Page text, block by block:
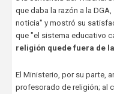
que daba la razón a la
noticia" y mostró su
que "el sistema educativo
religión quede fuera de
El Ministerio, por su parte,
profesorado de religión; al